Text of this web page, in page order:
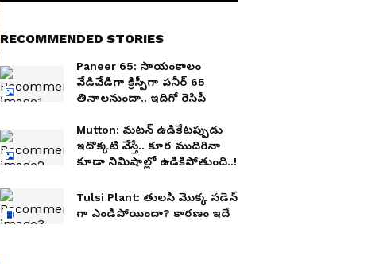
RECOMMENDED STORIES
Paneer 65: సాయంకాలం
వేడివేడిగా క్రిస్పీగా పనీర్ 65
తినాలనుందా.. ఇదిగో రెసిపీ
Mutton: మటన్ ఉడికేటప్పుడు
ఇదొక్కటి వేస్తే.. కూర ముదిరినా
కూడా నిమిషాల్లో ఉడికిపోతుంది..!
Tulsi Plant: తులసి మొక్క సడెన్
గా ఎండిపోయిందా? కారణం ఇదే